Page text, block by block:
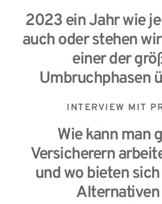
2023 ein Jahr wie
auch oder stehen
einer der
Umbruchphasen
INTERVIEW MIT
Wie kann man
Versicherern
und wo bieten
Alternativen